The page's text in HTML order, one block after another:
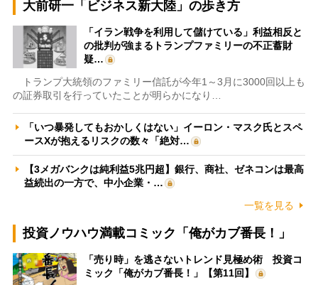
大前研一「ビジネス新大陸」の歩き方
「イラン戦争を利用して儲けている」利益相反と
の批判が強まるトランプファミリーの不正蓄財
疑…
トランプ大統領のファミリー信託が今年1～3月に3000回以上も
の証券取引を行っていたことが明らかになり…
「いつ暴発してもおかしくはない」イーロン・マスク氏とスペ
ースXが抱えるリスクの数々「絶対…
【3メガバンクは純利益5兆円超】銀行、商社、ゼネコンは最高
益続出の一方で、中小企業・…
一覧を見る
投資ノウハウ満載コミック「俺がカブ番長！」
「売り時」を逃さないトレンド見極め術 投資コ
ミック「俺がカブ番長！」【第11回】